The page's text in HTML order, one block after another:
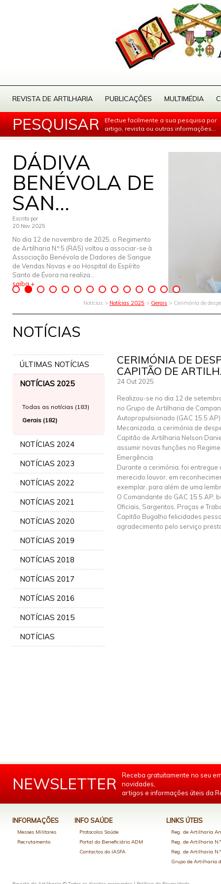
REVISTA DE ARTILHARIA PUBLICAÇÕES MULTIMÉDIA
PESQUISAR
Efectue facilmente a sua pesquisa por
artigo, revista ou outras informações...
DÁDIVA
BENÉVOLA DE
SAN...
Escrito por
20 Nov 2025
No dia 12 de novembro de 2025, o Regimento
de Artilharia N.º 5 (RA5) voltou a associar-se à
Associação Benévola de Dadores de Sangue
de Vendas Novas e ao Hospital do Espírito
Santo de Évora na realiza...
saiba +
Notícias > Notícias 2025 > Gerais > Cerimónia de
NOTÍCIAS
ÚLTIMAS NOTÍCIAS
NOTÍCIAS 2025
Todas as notícias (183)
Gerais (182)
NOTÍCIAS 2024
NOTÍCIAS 2023
NOTÍCIAS 2022
NOTÍCIAS 2021
NOTÍCIAS 2020
NOTÍCIAS 2019
NOTÍCIAS 2018
NOTÍCIAS 2017
NOTÍCIAS 2016
NOTÍCIAS 2015
NOTÍCIAS
CERIMÓNIA DE
CAPITÃO DE
24 Out 2025
Realizou-se no dia 12 de
no Grupo de Artilharia de
Autopropulsionado (GAC 15.5
Mecanizada, a cerimónia de
Capitão de Artilharia Nelson
assumir novas funções no
Emergência.
Durante a cerimónia, foi entregue
merecido louvor, em
exemplar, para além de uma
O Comandante do GAC 15.5 AP,
Oficiais, Sargentos, Praças e
Capitão Bugalho felicidades
agradecimento pelo serviço
NEWSLETTER
Receba gratuitamente no seu
novidades,
artigos e informações úteis da
INFORMAÇÕES
Messes Militares
Recrutamento
INFO SAÚDE
Protocolos Saúde
Portal do Beneficiário ADM
Contactos do IASFA
LINKS ÚTEIS
Reg. de Artilharia
Reg. de Artilharia
Reg. de Artilharia
Grupo de Artilharia